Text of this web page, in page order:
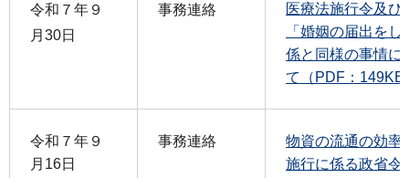
令和７年９
月30日
事務連絡
医療法施行令及び
「婚姻の届出を
係と同様の事情に
て（PDF：149KB
令和７年９
月16日
事務連絡
物資の流通の効率
施行に係る政省令